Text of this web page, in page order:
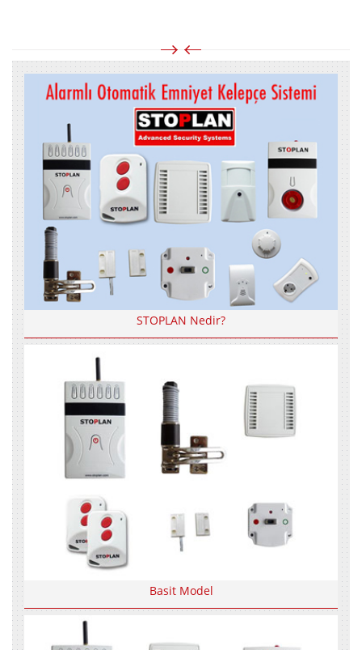
STOPLAN Nedir?
Basit Model